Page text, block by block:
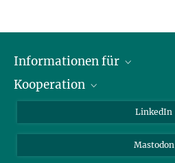
Informationen für
Journalisten
Kooperation
Max-Planck-Gesellschaft
Beutenberg Campus e.V.
LinkedIn
Mastodon